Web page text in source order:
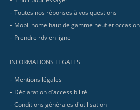
Toutes nos réponses à vos questions
Mobil home haut de gamme neuf et occasion
Prendre rdv en ligne
INFORMATIONS LEGALES
Mentions légales
Déclaration d'accessibilité
Conditions générales d'utilisation